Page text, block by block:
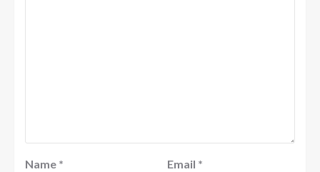
Name * Email *